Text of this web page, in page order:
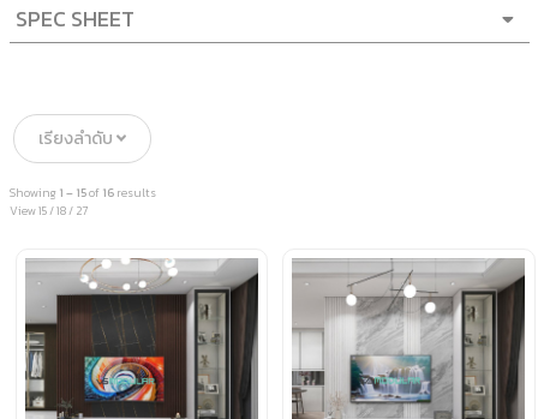
SPEC SHEET
เรียงลำดับ
Showing 1 – 15of 16results
View15/18/ 27